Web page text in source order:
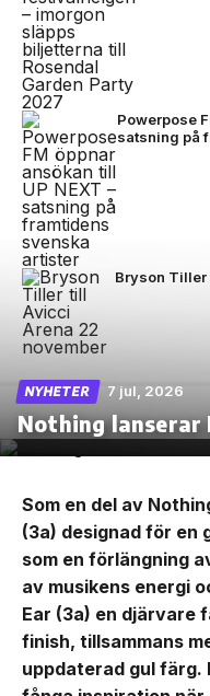
Powerpose
satsning på
Bryson Tiller
NYHETER 7 jul, 2026
Nothing lanserar
Som en del av
(3a) designad för en
som en förlängning
av musikens energi
Ear (3a) en djärvare
finish, tillsammans
uppdaterad gul